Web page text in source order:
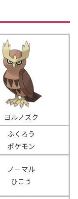
ヨルノズク
ふくろう
ポケモン
ノーマル
ひこう